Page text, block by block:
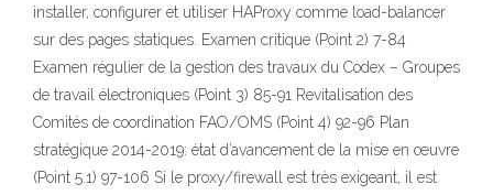
installer, configurer et utiliser HAProxy comme load-balancer
sur des pages statiques. Examen critique (Point 2) 7-84
Examen régulier de la gestion des travaux du Codex – Groupes
de travail électroniques (Point 3) 85-91 Revitalisation des
Comités de coordination FAO/OMS (Point 4) 92-96 Plan
stratégique 2014-2019: état d’avancement de la mise en œuvre
(Point 5.1) 97-106 Si le proxy/firewall est très exigeant, il est